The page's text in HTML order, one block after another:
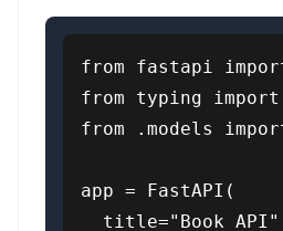
from fastapi
from typing
from .models
app = FastAPI(
title="Book